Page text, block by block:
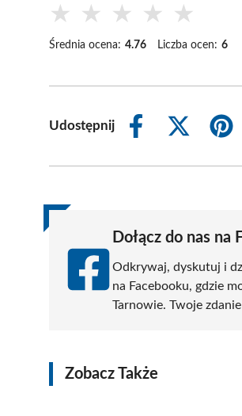
★ ★ ★ ★ ★
Średnia ocena: 4.76 Liczba ocen: 6
Udostępnij
Share
Share
(Twitter)
Dołącz do nas na
Odkrywaj, dyskutuj i
na Facebooku, gdzie
Tarnowie. Twoje
Zobacz Także